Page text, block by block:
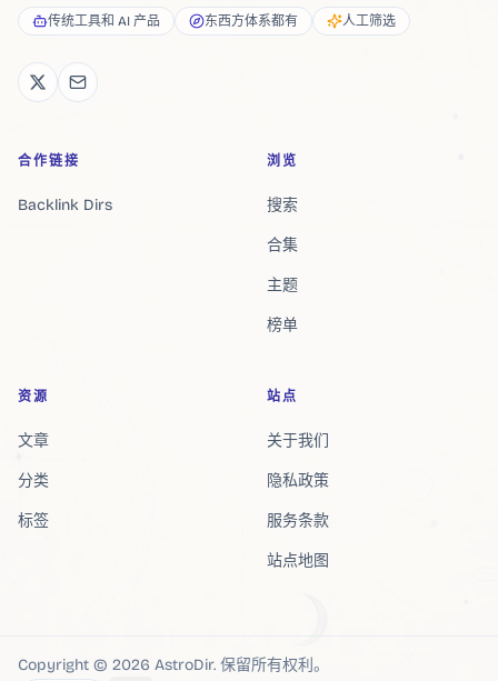
传统工具和 AI 产品 东西方体系都有 人工筛选
合作链接
Backlink Dirs
浏览
搜索
合集
主题
榜单
资源
文章
分类
标签
站点
关于我们
隐私政策
服务条款
站点地图
Copyright © 2026 AstroDir. 保留所有权利。